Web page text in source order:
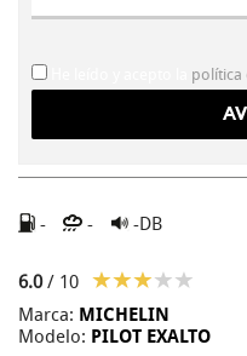
política
- - -DB
6.0/ 10
Marca: MICHELIN
Modelo: PILOT EXALTO